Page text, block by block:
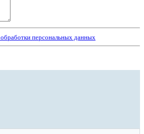
персональных данных